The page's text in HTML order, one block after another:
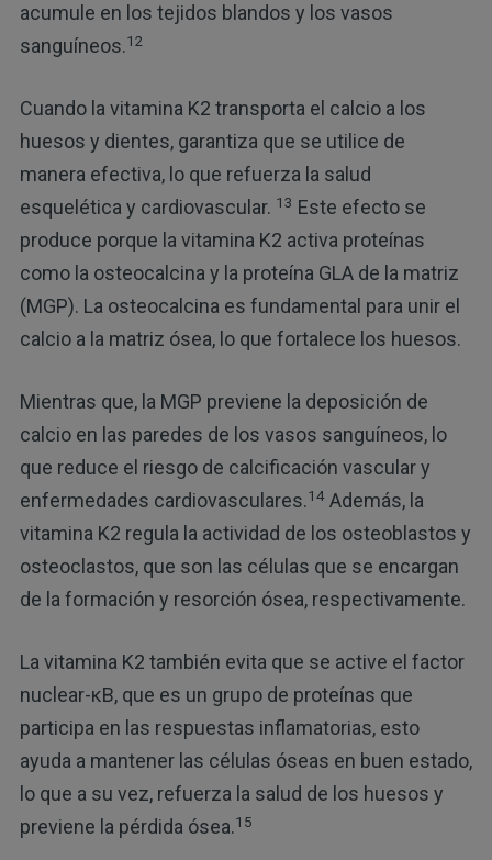
acumule en los tejidos blandos y los vasos
sanguíneos.12
Cuando la vitamina K2 transporta el calcio a los
huesos y dientes, garantiza que se utilice de
manera efectiva, lo que refuerza la salud
esquelética y cardiovascular. 13 Este efecto se
produce porque la vitamina K2 activa proteínas
como la osteocalcina y la proteína GLA de la matriz
(MGP). La osteocalcina es fundamental para unir el
calcio a la matriz ósea, lo que fortalece los huesos.
Mientras que, la MGP previene la deposición de
calcio en las paredes de los vasos sanguíneos, lo
que reduce el riesgo de calcificación vascular y
enfermedades cardiovasculares.14Además, la
vitamina K2 regula la actividad de los osteoblastos y
osteoclastos, que son las células que se encargan
de la formación y resorción ósea, respectivamente.
La vitamina K2 también evita que se active el factor
nuclear-κB, que es un grupo de proteínas que
participa en las respuestas inflamatorias, esto
ayuda a mantener las células óseas en buen estado,
lo que a su vez, refuerza la salud de los huesos y
previene la pérdida ósea.15